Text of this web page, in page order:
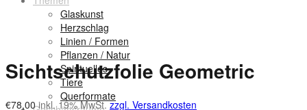
Glaskunst
Herzschlag
Linien / Formen
Pflanzen / Natur
Spirituelles
Tiere
Querformate
Sichtschutzfolie Geometric
€78,00 inkl. 19% MwSt.zzgl. Versandkosten